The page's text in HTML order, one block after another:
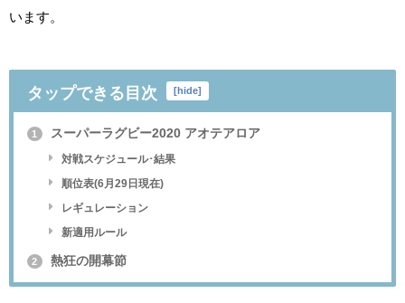
います。
タップできる目次 [hide]
1 スーパーラグビー2020 アオテアロア
対戦スケジュール･結果
順位表(6月29日現在)
レギュレーション
新適用ルール
2 熱狂の開幕節